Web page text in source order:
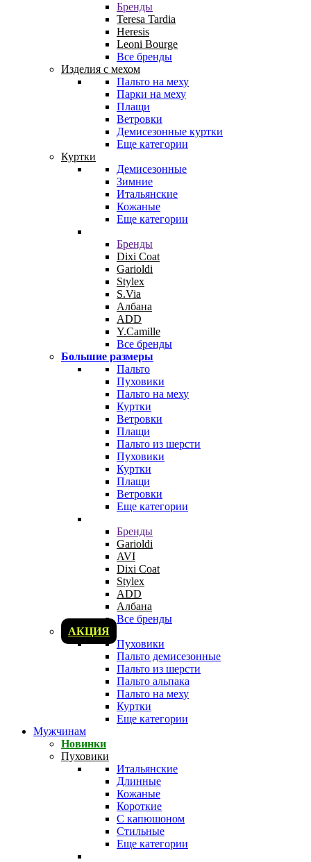
Бренды
Teresa Tardia
Heresis
Leoni Bourge
Все бренды
Изделия с мехом
Пальто на меху
Парки на меху
Плащи
Ветровки
Демисезонные куртки
Еще категории
Куртки
Демисезонные
Зимние
Итальянские
Кожаные
Еще категории
Бренды
Dixi Coat
Garioldi
Stylex
S.Via
Албана
ADD
Y.Camille
Все бренды
Большие размеры
Пальто
Пуховики
Пальто на меху
Куртки
Ветровки
Плащи
Пальто из шерсти
Пуховики
Куртки
Плащи
Ветровки
Еще категории
Бренды
Garioldi
AVI
Dixi Coat
Stylex
ADD
Албана
Все бренды
АКЦИЯ
Пуховики
Пальто демисезонные
Пальто из шерсти
Пальто альпака
Пальто на меху
Куртки
Еще категории
Мужчинам
Новинки
Пуховики
Итальянские
Длинные
Кожаные
Короткие
С капюшоном
Стильные
Еще категории